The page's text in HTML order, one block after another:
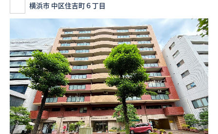
横浜市 中区住吉町６丁目